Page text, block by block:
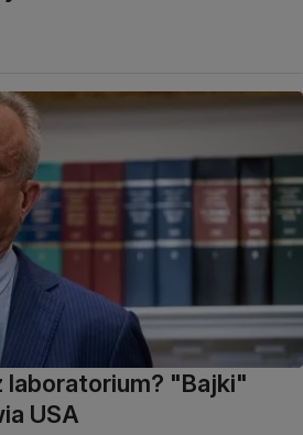
laboratorium? "Bajki"
USA